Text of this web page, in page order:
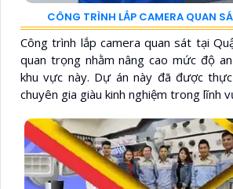
CÔNG TRÌNH LẮP CAMERA QUAN
Công trình lắp camera quan sát tại
quan trọng nhằm nâng cao mức độ
khu vực này. Dự án này đã được
chuyên gia giàu kinh nghiệm trong lĩnh